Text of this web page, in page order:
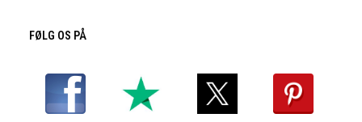
FØLG OS PÅ